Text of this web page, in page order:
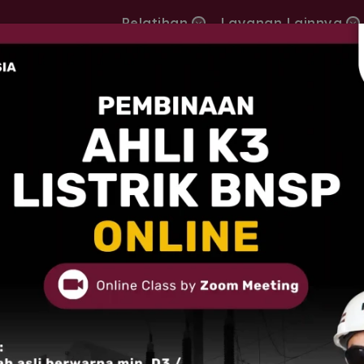
Pelatihan Layanan Lainnya
Pekanbaru
program pembinaan dan
oleh Kementerian
menyiapkan tenaga ahli
graduate, personel